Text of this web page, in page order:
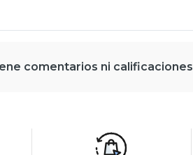
comentarios ni calificaciones